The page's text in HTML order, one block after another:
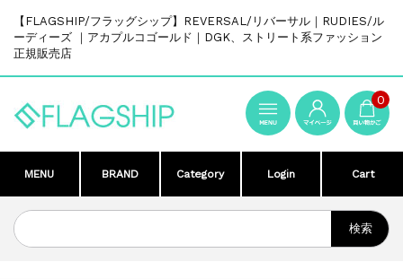
【FLAGSHIP/フラッグシップ】REVERSAL/リバーサル｜RUDIES/ル
ーディーズ ｜アカプルコゴールド｜DGK、ストリート系ファッション
正規販売店
0
MENU BRAND Category Login Cart